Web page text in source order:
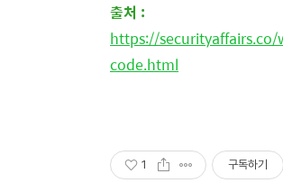
출처 :
https://
code.html
1 구독하기